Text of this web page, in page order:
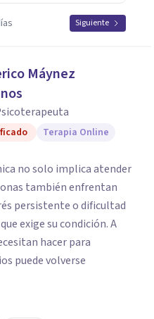
Siguiente
Máynez
Terapia Online
no solo implica atender
también enfrentan
persistente o dificultad
exige su condición. A
hacer para
puede volverse